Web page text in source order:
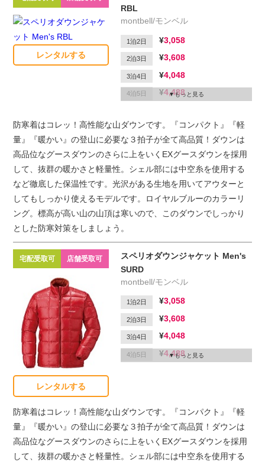
RBL
montbell/モンベル
1泊2日 3,058
2泊3日 3,608
3泊4日 4,048
4泊5日 4,488
延滞1日 1,650
もっと見る
レンタルする
防寒着はコレッ！高性能な山ダウンです。『コンパクト』『軽
量』『暖かい』の登山に必要な３拍子が全て高品質！ダウンは
高品位なグースダウンのさらに上をいくEXグースダウンを採用
して、抜群の暖かさと軽量性。シェル部には中空糸を使用する
など徹底した保温性です。光沢がある生地を用いてアウターと
してもしっかり使えるモデルです。ロイヤルブルーのカラーリ
ング。標高が高い山の山頂は寒いので、このダウンでしっかり
とした防寒対策をしましょう。
スペリオダウンジャケット Men's
SURD
montbell/モンベル
1泊2日 3,058
2泊3日 3,608
3泊4日 4,048
4泊5日 4,488もっと見る
宅配受取可 店舗受取可
レンタルする
防寒着はコレッ！高性能な山ダウンです。『コンパクト』『軽
量』『暖かい』の登山に必要な３拍子が全て高品質！ダウンは
高品位なグースダウンのさらに上をいくEXグースダウンを採用
して、抜群の暖かさと軽量性。シェル部には中空糸を使用する